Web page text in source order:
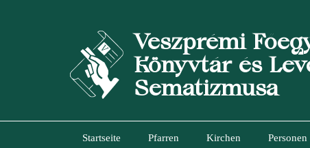
Veszprémi
Könyvtár és
Sematizmusa
Startseite Pfarren Kirchen Personen